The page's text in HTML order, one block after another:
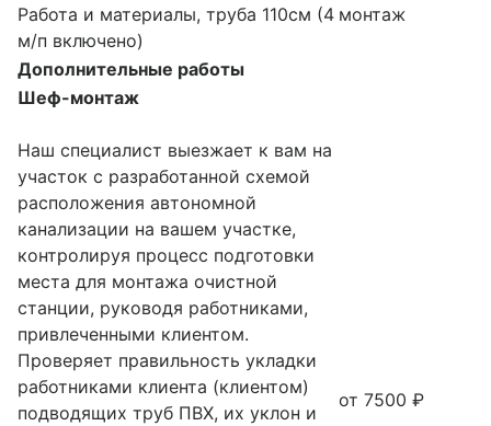
Работа и материалы, труба 110см (4
м/п включено)
монтаж
Дополнительные работы
Шеф-монтаж
Наш специалист выезжает к вам на
участок с разработанной схемой
расположения автономной
канализации на вашем участке,
контролируя процесс подготовки
места для монтажа очистной
станции, руководя работниками,
привлеченными клиентом.
Проверяет правильность укладки
работниками клиента (клиентом)
подводящих труб ПВХ, их уклон и
от 7500 ₽